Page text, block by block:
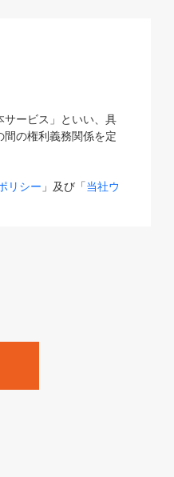
ービス」といい、具
の権利義務関係を定
リシー 」及び「当社ウ
更後のサービスを含
。
Zine」「HRzine」